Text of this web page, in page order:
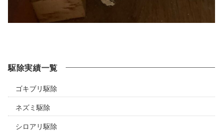
駆除実績一覧
ゴキブリ駆除
ネズミ駆除
シロアリ駆除